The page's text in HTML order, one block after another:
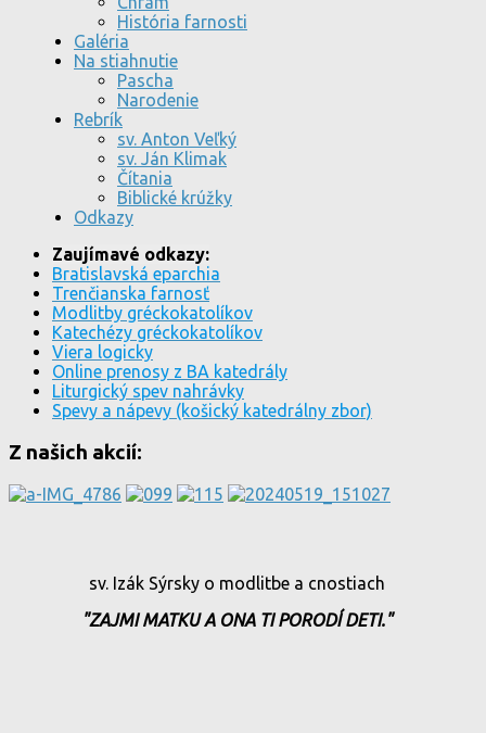
História farnosti
Galéria
Na stiahnutie
Pascha
Narodenie
Rebrík
sv. Anton Veľký
sv. Ján Klimak
Čítania
Biblické krúžky
Odkazy
Zaujímavé odkazy:
Bratislavská eparchia
Trenčianska farnosť
Modlitby gréckokatolíkov
Katechézy gréckokatolíkov
Viera logicky
Online prenosy z BA katedrály
Liturgický spev nahrávky
Spevy a nápevy (košický katedrálny zbor)
Z našich akcií:
sv. Izák Sýrsky o modlitbe a cnostiach
"ZAJMI MATKU A ONA TI PORODÍ DETI."